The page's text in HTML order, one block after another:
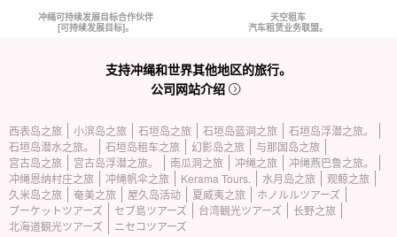
冲绳可持续发展目标合作伙伴
[可持续发展目标]。
天空租车
汽车租赁业务联盟。
支持冲绳和世界其他地区的旅行。
公司网站介绍
西表岛之旅 小滨岛之旅 石垣岛之旅 石垣岛蓝洞之旅
石垣岛浮潜之旅。
石垣岛潜水之旅。
石垣岛租车之旅 幻影岛之旅
与那国岛之旅
宫古岛之旅
宫古岛浮潜之旅。 南瓜洞之旅 冲绳之旅
冲绳燕巴鲁之旅。
冲绳恩纳村庄之旅
冲绳帆伞之旅 Kerama Tours. 水月岛之旅
观鲸之旅
久米岛之旅
奄美之旅 屋久岛活动 夏威夷之旅
ホノルルツアーズ
プーケットツアーズ
セブ島ツアーズ 台湾観光ツアーズ
长野之旅
北海道観光ツアーズ
ニセコツアーズ